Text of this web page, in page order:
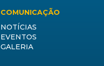
COMUNICAÇÃO
NOTÍCIAS
EVENTOS
GALERIA